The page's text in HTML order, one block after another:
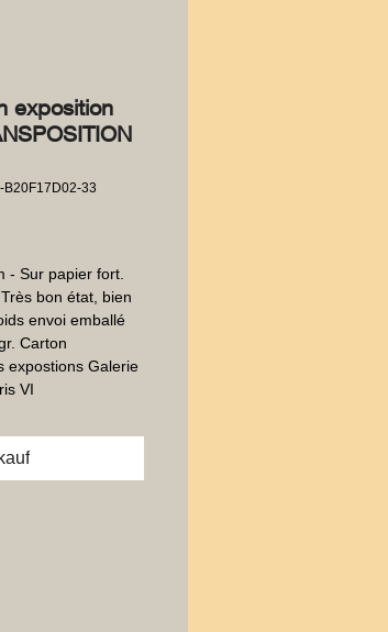
exposition
33
- Sur papier fort.
bon état, bien
envoi emballé
Carton
expostions Galerie
VI